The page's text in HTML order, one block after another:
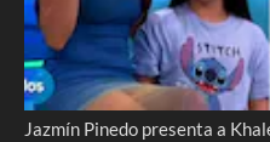
Jazmín Pinedo presenta a